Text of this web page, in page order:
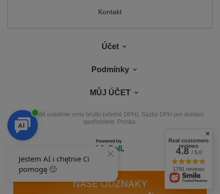
Kontakt
Účet
Podmínky
MŮJ ÚČET
V obchodě uvádíme ceny brutto (včetně DPH). Sazby DPH pro domácí
spotřebitele: Polska.
NAŠE ODZNAKY
Real customers
reviews
4.8/ 5.0
1791 reviews